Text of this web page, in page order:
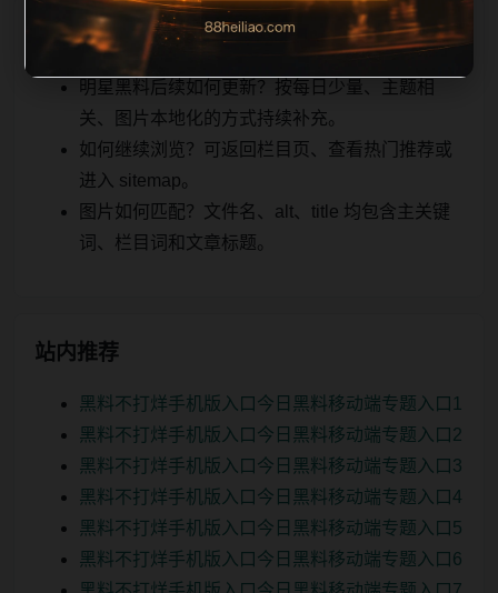
相关问题
明星黑料后续如何更新？按每日少量、主题相
关、图片本地化的方式持续补充。
如何继续浏览？可返回栏目页、查看热门推荐或
进入 sitemap。
图片如何匹配？文件名、alt、title 均包含主关键
词、栏目词和文章标题。
站内推荐
黑料不打烊手机版入口今日黑料移动端专题入口1
黑料不打烊手机版入口今日黑料移动端专题入口2
黑料不打烊手机版入口今日黑料移动端专题入口3
黑料不打烊手机版入口今日黑料移动端专题入口4
黑料不打烊手机版入口今日黑料移动端专题入口5
黑料不打烊手机版入口今日黑料移动端专题入口6